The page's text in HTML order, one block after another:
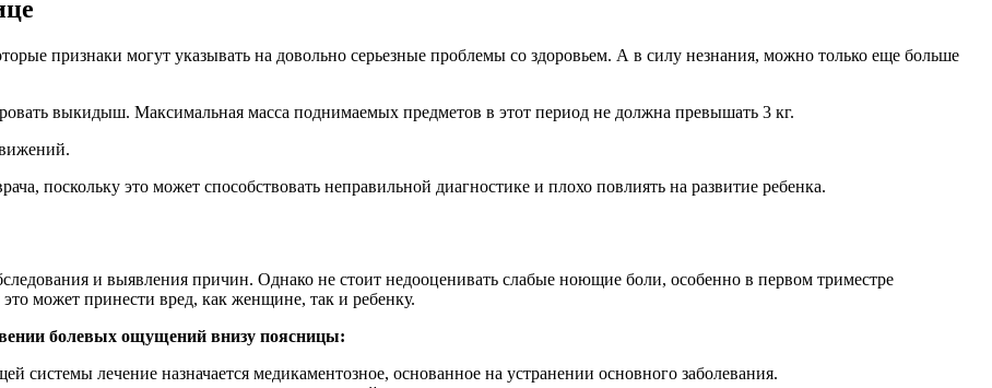
признаки могут указывать на довольно серьезные проблемы со здоровьем. А в силу незнания, можно только еще больше
выкидыш. Максимальная масса поднимаемых предметов в этот период не должна превышать 3 кг.
поскольку это может способствовать неправильной диагностике и плохо повлиять на развитие ребенка.
и выявления причин. Однако не стоит недооценивать слабые ноющие боли, особенно в первом триместре
может принести вред, как женщине, так и ребенку.
болевых ощущений внизу поясницы:
системы лечение назначается медикаментозное, основанное на устранении основного заболевания.